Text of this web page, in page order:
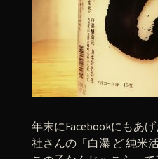
年末にFacebookにもあ
社さんの「白瀑 ど 純米